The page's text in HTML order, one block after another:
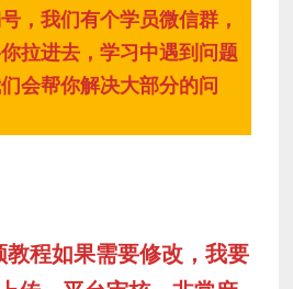
，我们有个学员微信群，
拉进去，学习中遇到问题
会帮你解决大部分的问
教程如果需要修改，我要